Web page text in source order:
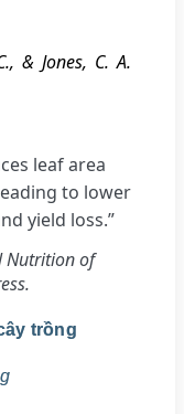
& Jones, C. A.
leaf area
to lower
yield loss.”
Nutrition of
trồng